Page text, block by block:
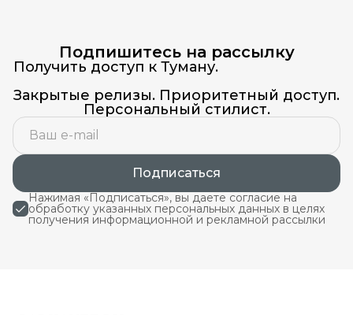
Подпишитесь на рассылку
Получить доступ к Туману.
Закрытые релизы. Приоритетный доступ.
Персональный стилист.
Подписаться
Нажимая «Подписаться», вы даете согласие на
обработку указанных персональных данных в целях
получения информационной и рекламной рассылки